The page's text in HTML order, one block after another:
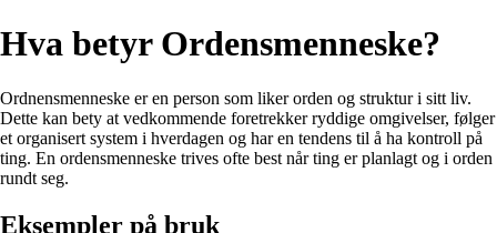
Hva betyr Ordensmenneske?
Ordnensmenneske er en person som liker orden og struktur i sitt liv.
Dette kan bety at vedkommende foretrekker ryddige omgivelser, følger
et organisert system i hverdagen og har en tendens til å ha kontroll på
ting. En ordensmenneske trives ofte best når ting er planlagt og i orden
rundt seg.
Eksempler på bruk